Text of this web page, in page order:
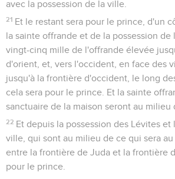
avec la possession de la ville.
21 Et le restant sera pour le prince, d'un
la sainte offrande et de la possession de
vingt-cinq mille de l'offrande élevée
d'orient, et, vers l'occident, en face des
jusqu'à la frontière d'occident, le long
cela sera pour le prince. Et la sainte
sanctuaire de la maison seront au milieu
22 Et depuis la possession des Lévites et
ville, qui sont au milieu de ce qui sera
entre la frontière de Juda et la frontière
pour le prince.